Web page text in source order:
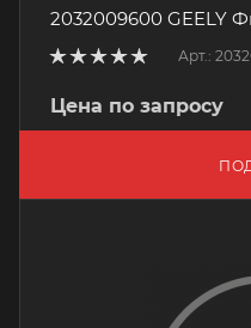
2032009600 GEELY
Арт.:
Цена по запросу